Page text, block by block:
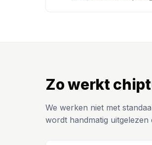
Zo werkt
We werken niet met
wordt handmatig uitgelezen